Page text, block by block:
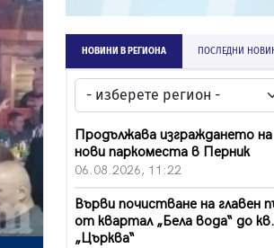
НОВИНИ В РЕГИОНА ПОСЛЕДНИ
Продължава изграждането на
нови паркоместа в Перник
06.08.2026, 11:22
Върви почистване на главен
от квартал „Бела вода“ до кв.
„Църква“